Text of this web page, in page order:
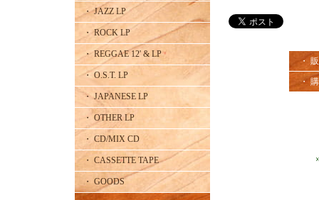
・ JAZZ LP
・ ROCK LP
・ REGGAE 12' & LP
・ O.S.T. LP
・ JAPANESE LP
・ OTHER LP
・ CD/MIX CD
・ CASSETTE TAPE
・ GOODS
・
・